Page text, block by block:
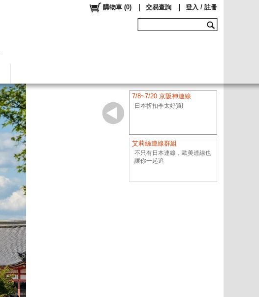
購物車 (0) 交易查詢 登入 / 註冊
7/8~7/20 京阪神連線
日本折扣季太好買!
艾莉絲連線群組
不只有日本連線，歐美連線也
讓你一起追